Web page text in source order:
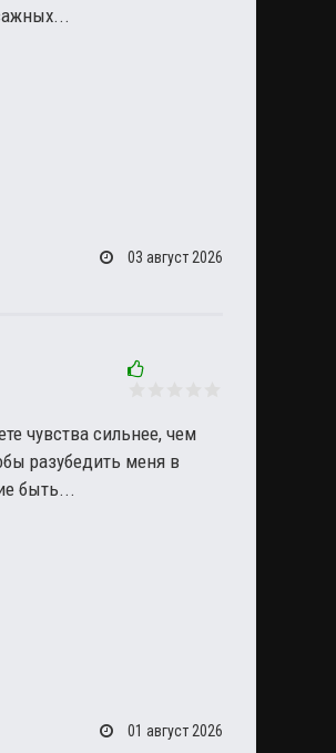
03 август 2026
чувства сильнее, чем
разубедить меня в
быть...
01 август 2026